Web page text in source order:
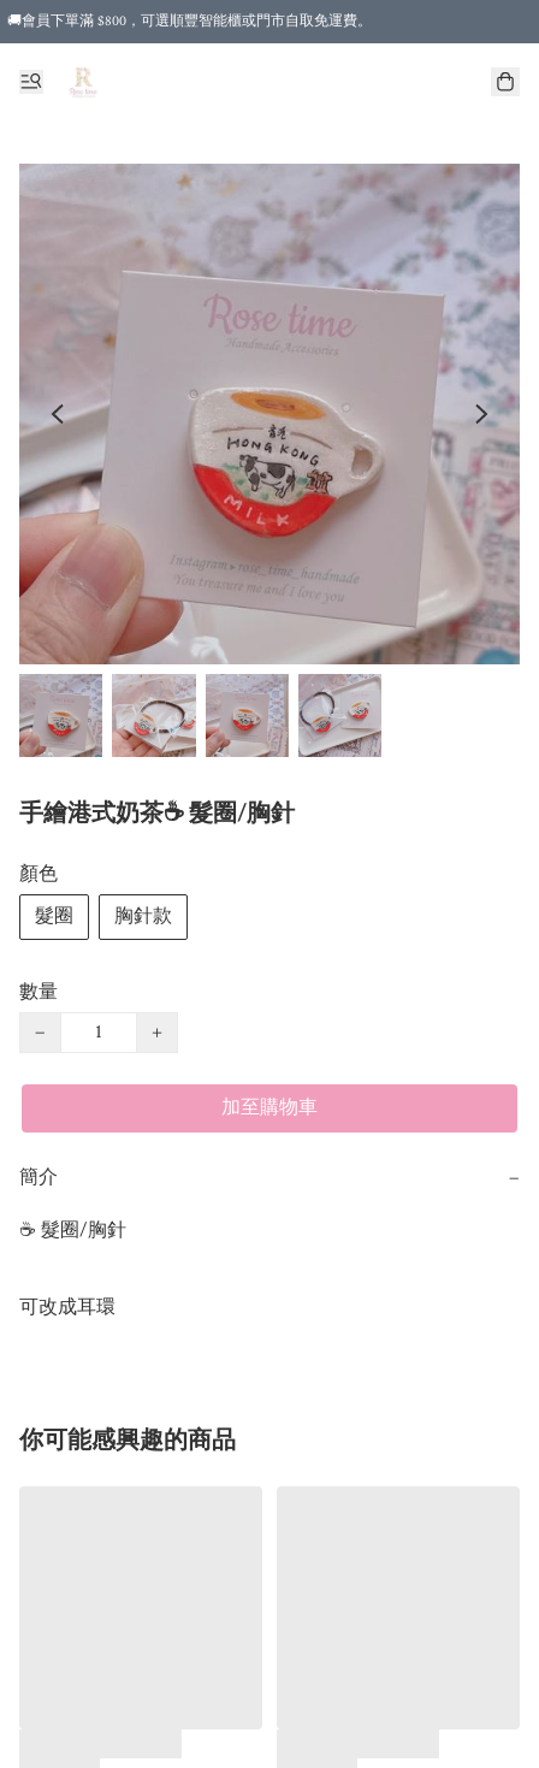
🚚會員下單滿 $800，可選順豐智能櫃或門市自取免運費。
手繪港式奶茶☕️ 髮圈/胸針
顏色
髮圈
胸針款
數量
−
+
加至購物車
簡介 −
☕️ 髮圈/胸針
可改成耳環
你可能感興趣的商品